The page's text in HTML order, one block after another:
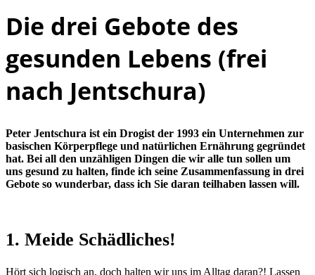
Die drei Gebote des
gesunden Lebens (frei
nach Jentschura)
Peter Jentschura ist ein Drogist der 1993 ein Unternehmen zur
basischen Körperpflege und natürlichen Ernährung gegründet
hat. Bei all den unzähligen Dingen die wir alle tun sollen um
uns gesund zu halten, finde ich seine Zusammenfassung in drei
Gebote so wunderbar, dass ich Sie daran teilhaben lassen will.
1. Meide Schädliches!
Hört sich logisch an, doch halten wir uns im Alltag daran?! Lassen